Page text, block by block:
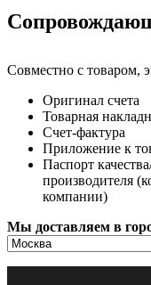
Совместно с товаром,
Оригинал счета
Товарная
Счет-фактура
Приложение к
Паспорт
производителя
компании)
Мы доставляем в